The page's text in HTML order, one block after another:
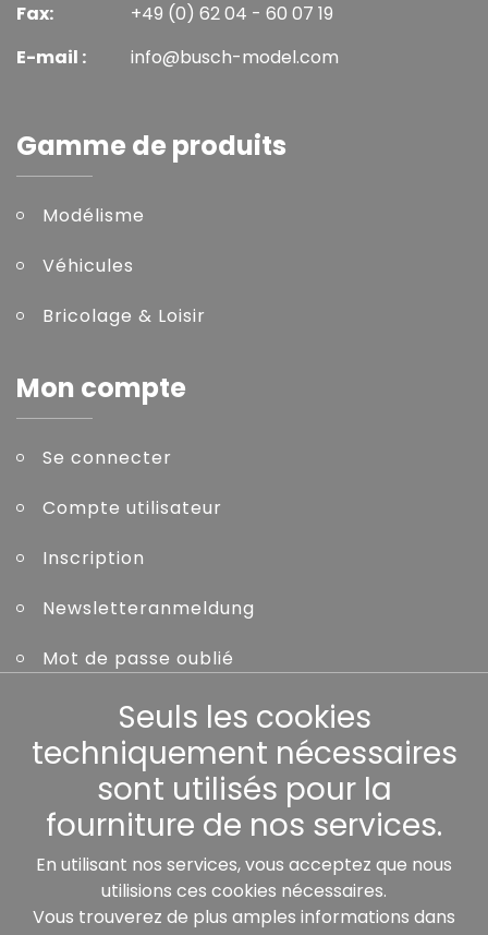
Fax:
+49 (0) 62 04 - 60 07 19
E-mail :
info@busch-model.com
Gamme de produits
Modélisme
Véhicules
Bricolage & Loisir
Mon compte
Se connecter
Compte utilisateur
Inscription
Newsletteranmeldung
Mot de passe oublié
Nos partenaires:
Seuls les cookies
techniquement nécessaires
sont utilisés pour la
fourniture de nos services.
En utilisant nos services, vous acceptez que nous
utilisions ces cookies nécessaires.
Vous trouverez de plus amples informations dans